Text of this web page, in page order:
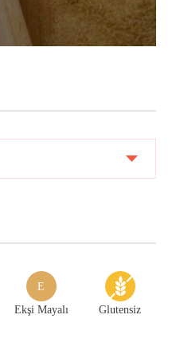
E
Ekşi Mayalı Glutensiz